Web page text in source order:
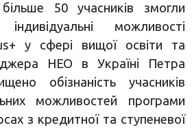
50 учасників змогли
можливості
у сфері вищої освіти та
НЕО в Україні Петра
обізнаність учасників
можливостей програми
з кредитної та ступеневої